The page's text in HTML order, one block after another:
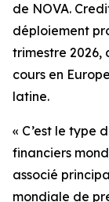
de NOVA.
déploiement
trimestre 2026,
cours en
latine.
« C’est le type
financiers
associé
mondiale de